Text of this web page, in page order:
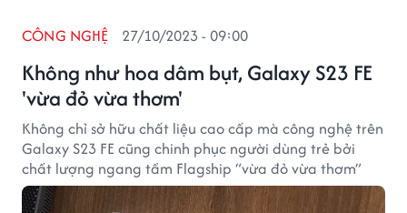
Không như hoa dâm bụt, Galaxy S23 FE
'vừa đỏ vừa thơm'
CÔNG NGHỆ 27/10/2023 - 09:00
Không chỉ sở hữu chất liệu cao cấp mà công nghệ trên
Galaxy S23 FE cũng chinh phục người dùng trẻ bởi
chất lượng ngang tầm Flagship “vừa đỏ vừa thơm”